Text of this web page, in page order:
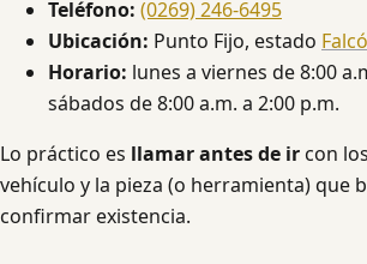
Teléfono: (0269) 246-6495
Ubicación: Punto Fijo, estado
Horario: lunes a viernes de 8:00
sábados de 8:00 a.m. a 2:00 p.m.
Lo práctico es llamar antes de ircon
vehículo y la pieza (o herramienta) que
confirmar existencia.